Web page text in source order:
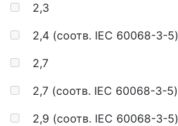
2,3
2,4 (соотв. IEC 60068-3-5)
2,7
2,7 (соотв. IEC 60068-3-5)
2,9 (соотв. IEC 60068-3-5)